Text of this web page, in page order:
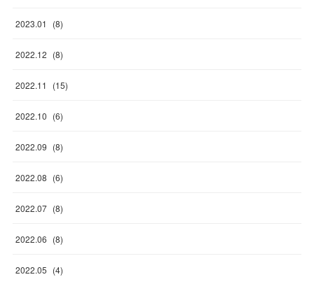
2023.01 (8)
2022.12 (8)
2022.11 (15)
2022.10 (6)
2022.09 (8)
2022.08 (6)
2022.07 (8)
2022.06 (8)
2022.05 (4)